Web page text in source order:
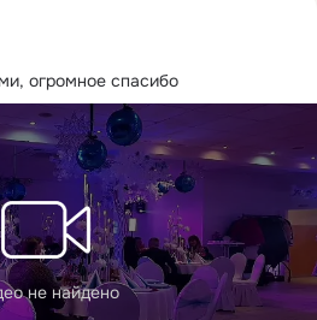
огромное спасибо
не найдено